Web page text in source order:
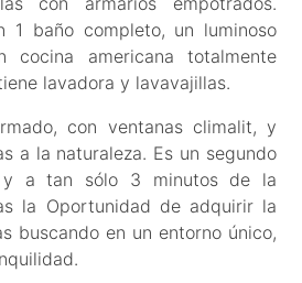
1 baño completo, un luminoso
cocina americana totalmente
lavadora y lavavajillas.
con ventanas climalit, y
a la naturaleza. Es un segundo
y a tan sólo 3 minutos de la
la Oportunidad de adquirir la
buscando en un entorno único,